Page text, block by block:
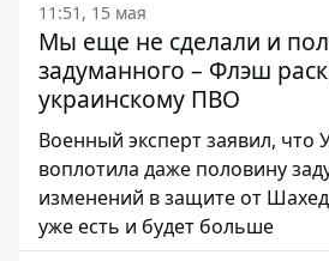
11:51, 15 мая
Мы еще не сделали и
задуманного – Флэш
украинскому ПВО
Военный эксперт заявил, что
воплотила даже половину
изменений в защите от
уже есть и будет больше